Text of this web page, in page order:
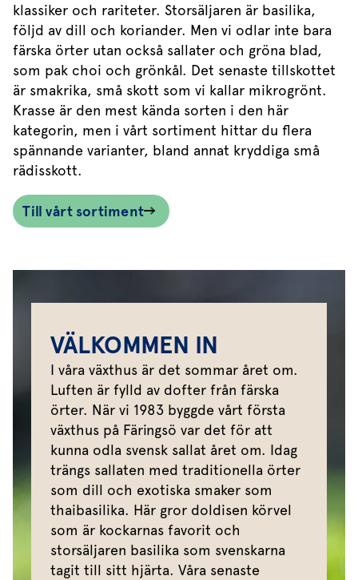
klassiker och rariteter. Storsäljaren är basilika,
följd av dill och koriander. Men vi odlar inte bara
färska örter utan också sallater och gröna blad,
som pak choi och grönkål. Det senaste tillskottet
är smakrika, små skott som vi kallar mikrogrönt.
Krasse är den mest kända sorten i den här
kategorin, men i vårt sortiment hittar du flera
spännande varianter, bland annat kryddiga små
rädisskott.
Till vårt sortiment
VÄLKOMMEN IN
I våra växthus är det sommar året om.
Luften är fylld av dofter från färska
örter. När vi 1983 byggde vårt första
växthus på Färingsö var det för att
kunna odla svensk sallat året om. Idag
trängs sallaten med traditionella örter
som dill och exotiska smaker som
thaibasilika. Här gror doldisen körvel
som är kockarnas favorit och
storsäljaren basilika som svenskarna
tagit till sitt hjärta. Våra senaste